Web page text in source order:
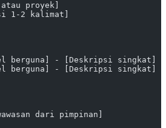
proyek]
1-2 kalimat]
berguna] - [Deskripsi singkat]
berguna] - [Deskripsi singkat]
dari pimpinan]